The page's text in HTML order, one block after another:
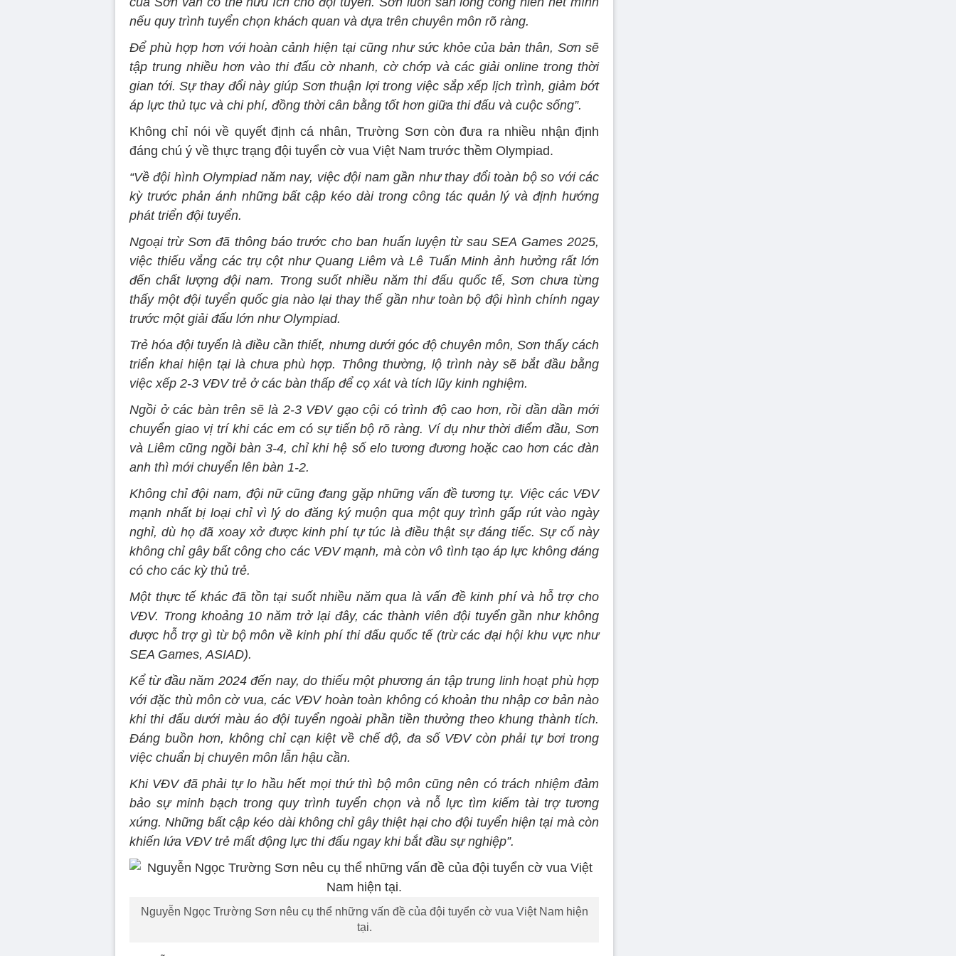
nếu quy trình tuyển chọn khách quan và dựa trên chuyên môn rõ ràng.
Để phù hợp hơn với hoàn cảnh hiện tại cũng như sức khỏe của bản thân, Sơn sẽ
tập trung nhiều hơn vào thi đấu cờ nhanh, cờ chớp và các giải online trong thời
gian tới. Sự thay đổi này giúp Sơn thuận lợi trong việc sắp xếp lịch trình, giảm bớt
áp lực thủ tục và chi phí, đồng thời cân bằng tốt hơn giữa thi đấu và cuộc sống”.
Không chỉ nói về quyết định cá nhân, Trường Sơn còn đưa ra nhiều nhận định
đáng chú ý về thực trạng đội tuyển cờ vua Việt Nam trước thềm Olympiad.
“Về đội hình Olympiad năm nay, việc đội nam gần như thay đổi toàn bộ so với các
kỳ trước phản ánh những bất cập kéo dài trong công tác quản lý và định hướng
phát triển đội tuyển.
Ngoại trừ Sơn đã thông báo trước cho ban huấn luyện từ sau SEA Games 2025,
việc thiếu vắng các trụ cột như Quang Liêm và Lê Tuấn Minh ảnh hưởng rất lớn
đến chất lượng đội nam. Trong suốt nhiều năm thi đấu quốc tế, Sơn chưa từng
thấy một đội tuyển quốc gia nào lại thay thế gần như toàn bộ đội hình chính ngay
trước một giải đấu lớn như Olympiad.
Trẻ hóa đội tuyển là điều cần thiết, nhưng dưới góc độ chuyên môn, Sơn thấy cách
triển khai hiện tại là chưa phù hợp. Thông thường, lộ trình này sẽ bắt đầu bằng
việc xếp 2-3 VĐV trẻ ở các bàn thấp để cọ xát và tích lũy kinh nghiệm.
Ngồi ở các bàn trên sẽ là 2-3 VĐV gạo cội có trình độ cao hơn, rồi dần dần mới
chuyển giao vị trí khi các em có sự tiến bộ rõ ràng. Ví dụ như thời điểm đầu, Sơn
và Liêm cũng ngồi bàn 3-4, chỉ khi hệ số elo tương đương hoặc cao hơn các đàn
anh thì mới chuyển lên bàn 1-2.
Không chỉ đội nam, đội nữ cũng đang gặp những vấn đề tương tự. Việc các VĐV
mạnh nhất bị loại chỉ vì lý do đăng ký muộn qua một quy trình gấp rút vào ngày
nghỉ, dù họ đã xoay xở được kinh phí tự túc là điều thật sự đáng tiếc.Sự cố này
không chỉ gây bất công cho các VĐV mạnh, mà còn vô tình tạo áp lực không đáng
có cho các kỳ thủ trẻ.
Một thực tế khác đã tồn tại suốt nhiều năm qua là vấn đề kinh phí và hỗ trợ cho
VĐV. Trong khoảng 10 năm trở lại đây, các thành viên đội tuyển gần như không
được hỗ trợ gì từ bộ môn về kinh phí thi đấu quốc tế (trừ các đại hội khu vực như
SEA Games, ASIAD).
Kể từ đầu năm 2024 đến nay, do thiếu một phương án tập trung linh hoạt phù hợp
với đặc thù môn cờ vua, các VĐV hoàn toàn không có khoản thu nhập cơ bản nào
khi thi đấu dưới màu áo đội tuyển ngoài phần tiền thưởng theo khung thành tích.
Đáng buồn hơn, không chỉ cạn kiệt về chế độ, đa số VĐV còn phải tự bơi trong
việc chuẩn bị chuyên môn lẫn hậu cần.
Khi VĐV đã phải tự lo hầu hết mọi thứ thì bộ môn cũng nên có trách nhiệm đảm
bảo sự minh bạch trong quy trình tuyển chọn và nỗ lực tìm kiếm tài trợ tương
xứng. Những bất cập kéo dài không chỉ gây thiệt hại cho đội tuyển hiện tại mà còn
khiến lứa VĐV trẻ mất động lực thi đấu ngay khi bắt đầu sự nghiệp”.
Nguyễn Ngọc Trường Sơn nêu cụ thể những vấn đề của đội tuyển cờ vua Việt Nam hiện
tại.